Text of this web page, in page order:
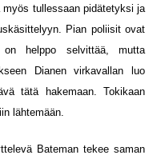
tullessaan pidätetyksi ja
Pian poliisit ovat
on helppo selvittää, mutta
Dianen virkavallan luo
tätä hakemaan. Tokikaan
lähtemään.
Bateman tekee saman